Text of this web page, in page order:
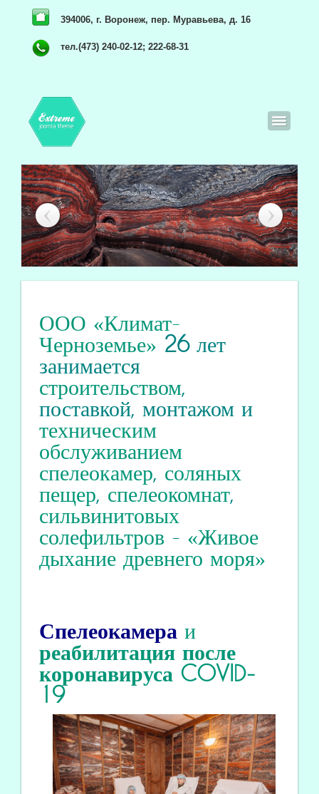
394006, г. Воронеж, пер. Муравьева, д. 16
тел.(473) 240-02-12; 222-68-31
ООО «Климат-
Черноземье» 26лет
занимается
строительством,
поставкой, монтажом и
техническим
обслуживанием
спелеокамер, соляных
пещер, спелеокомнат,
сильвинитовых
солефильтров - «Живое
дыхание древнего моря»
Спелеокамера и
реабилитацияпосле
коронавируса COVID-
19